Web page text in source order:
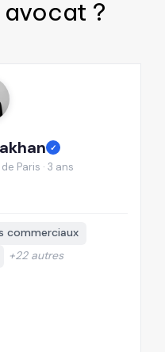
avocat ?
✓
Paris · 3 ans
commerciaux
+22 autres